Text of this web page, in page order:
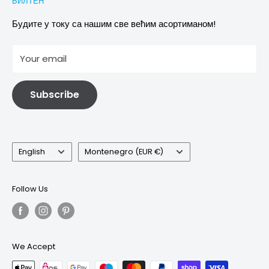
Images & references
Политика отказивања
Услови
Информације о електричној и електронској опреми
Будите у току са нашим све већим асортиманом!
Your email
Subscribe
Language
English Country/region
Montenegro (EUR €)
Follow Us
We Accept